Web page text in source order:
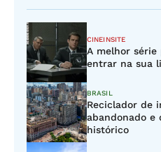
CINEINSITE
A melhor
entrar na sua
BRASIL
Reciclador de
abandonado e
histórico